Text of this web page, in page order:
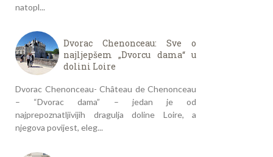
natopl...
Dvorac Chenonceau: Sve o
najljepšem „Dvorcu dama“ u
dolini Loire
Dvorac Chenonceau- Château de Chenonceau
– “Dvorac dama” – jedan je od
najprepoznatljivijih dragulja doline Loire, a
njegova povijest, eleg...